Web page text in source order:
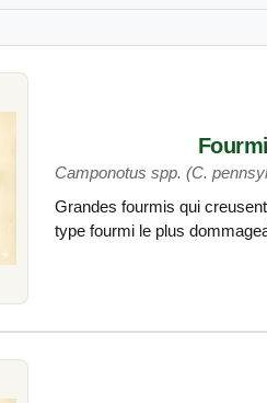
Camponotus spp. (C.
Grandes fourmis qui
type fourmi le plus